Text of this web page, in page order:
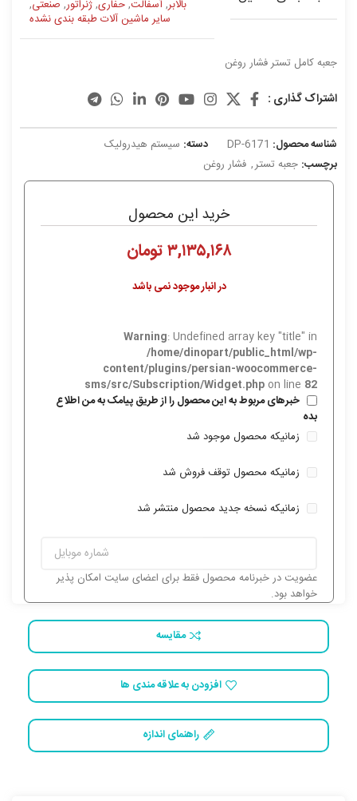
بالابر,آسفالت,حفاری,ژنراتور, صنعتی,
سایر ماشین آلات طبقه بندی نشده
جعبه کامل تستر فشار روغن
اشتراک گذاری :
شناسه محصول: DP-6171 دسته: سیستم هیدرولیک
برچسب: جعبه تستر, فشار روغن
خرید این محصول
۳,۱۳۵,۱۶۸تومان
در انبار موجود نمی باشد
Warning: Undefined array key "title" in
/home/dinopart/public_html/wp-
content/plugins/persian-woocommerce-
sms/src/Subscription/Widget.php on line 82
خبرهای مربوط به این محصول را از طریق پیامک به من اطلاع
بده
زمانیکه محصول موجود شد
زمانیکه محصول توقف فروش شد
زمانیکه نسخه جدید محصول منتشر شد
عضویت در خبرنامه محصول فقط برای اعضای سایت امکان پذیر
خواهد بود.
مقایسه
افزودن به علاقه مندی ها
راهنمای اندازه